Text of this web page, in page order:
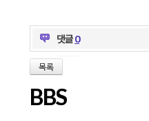
댓글0
목록
BBS